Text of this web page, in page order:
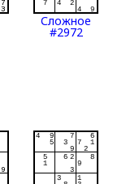
Сложное
#2972